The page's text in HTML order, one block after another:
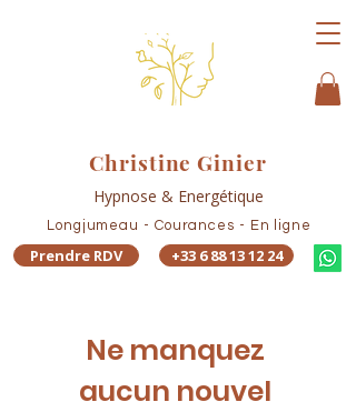
Christine Ginier
Hypnose & Energétique
Longjumeau - Courances - En ligne
Prendre RDV +33 6 88 13 12 24
Ne manquez
aucun nouvel